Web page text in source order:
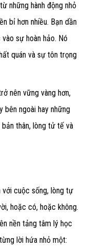
những hành động nhỏ
bỉ hơn nhiều. Bạn dần
sự hoàn hảo. Nó
quán và sự tôn trọng
nên vững vàng hơn,
bên ngoài hay những
thân, lòng tử tế và
với cuộc sống, lòng tự
hoặc có, hoặc không.
nền tảng tâm lý học
lời hứa nhỏ một: